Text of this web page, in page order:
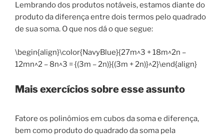
Lembrando dos produtos notáveis, estamos diante do
produto da diferença entre dois termos pelo quadrado
de sua soma. O que nos dá o que segue:
\begin{align}\color{NavyBlue}{27m^3 + 18m^2n –
12mn^2 – 8n^3 = {(3m – 2n)}{(3m + 2n)}^2}\end{align}
Mais exercícios sobre esse assunto
Fatore os polinômios em cubos da soma e diferença,
bem como produto do quadrado da soma pela